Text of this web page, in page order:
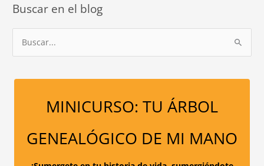
centro
Buscar en el blog
c
MINICURSO: TU ÁRBOL
GENEALÓGICO DE MI MANO